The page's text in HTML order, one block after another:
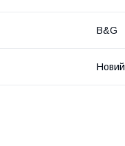
B&G
Новий